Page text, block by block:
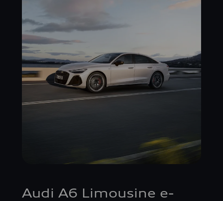
Audi A6 Limousine e-